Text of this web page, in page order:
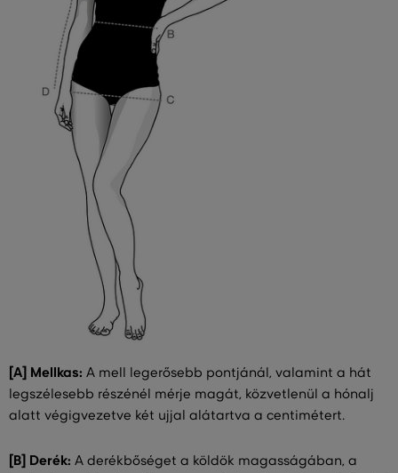
[A] Mellkas: A mell legerősebb pontjánál, valamint a hát
legszélesebb részénél mérje magát, közvetlenül a hónalj
alatt végigvezetve két ujjal alátartva a centimétert.
[B] Derék: A derékbőséget a köldök magasságában, a